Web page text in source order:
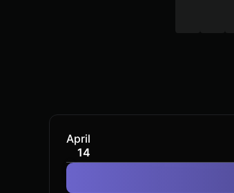
April
14